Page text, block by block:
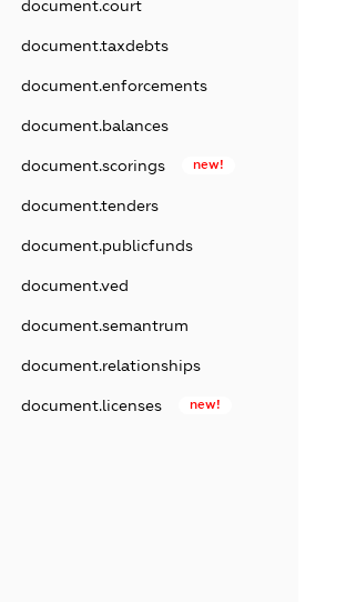
document.court
document.taxdebts
document.enforcements
document.balances
document.scorings new!
document.tenders
document.publicfunds
document.ved
document.semantrum
document.relationships
document.licenses new!